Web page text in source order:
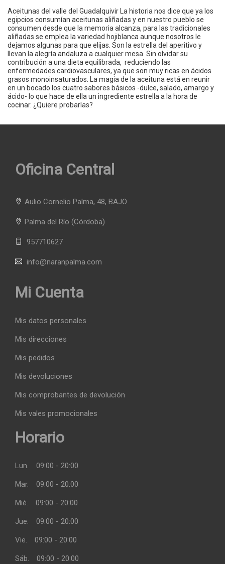
Aceitunas del valle del Guadalquivir La historia nos dice que ya los
egipcios consumían aceitunas aliñadas y en nuestro pueblo se
consumen desde que la memoria alcanza, para las tradicionales
aliñadas se emplea la variedad hojiblanca aunque nosotros le
dejamos algunas para que elijas. Son la estrella del aperitivo y
llevan la alegría andaluza a cualquier mesa. Sin olvidar su
contribución a una dieta equilibrada, reduciendo las
enfermedades cardiovasculares, ya que son muy ricas en ácidos
grasos monoinsaturados. La magia de la aceituna está en reunir
en un bocado los cuatro sabores básicos -dulce, salado, amargo y
ácido- lo que hace de ella un ingrediente estrella a la hora de
cocinar. ¿Quiere probarlas?
Oficina Central
Aulio Cornelio Palma, 48, BAJO
Palma del Río (Córdoba)
957710627
info@naranpalma.com
Mi Cuenta
Mis datos personales
Mis direcciones
Mis pedidos
Mis devoluciones
Mis comprobantes de devolución
Mis vales promocionales
Horario
Lun. 09:00 - 20:00
Mar. 09:00 - 20:00
Mié. 09:00 - 20:00
Jue. 09:00 - 20:00
Vie. 09:00 - 20:00
Sáb. 09:00 - 20:00